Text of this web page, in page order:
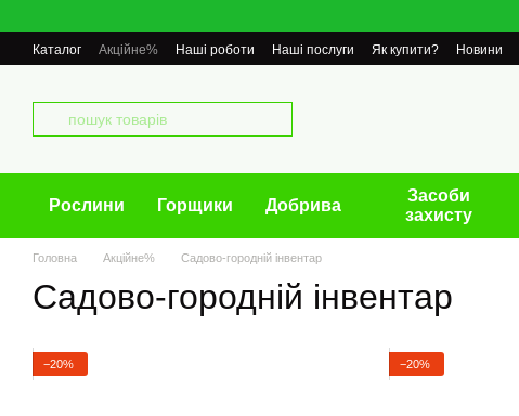
Каталог Акційне% Наші роботи Наші послуги Як купити? Новини
Рослини Горщики Добрива
Засоби
захисту
Головна Акційне% Садово-городній інвентар
Садово-городній інвентар
−20% −20%